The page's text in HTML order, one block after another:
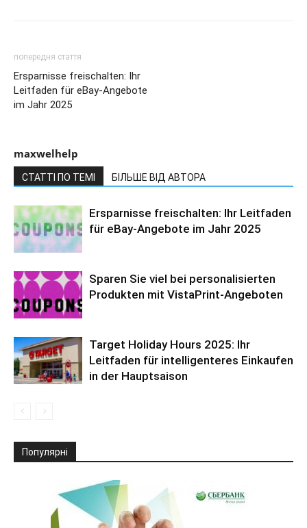
попередня стаття
Ersparnisse freischalten: Ihr
Leitfaden für eBay-Angebote
im Jahr 2025
maxwelhelp
СТАТТІ ПО ТЕМІ БІЛЬШЕ ВІД АВТОРА
Ersparnisse freischalten: Ihr Leitfaden
für eBay-Angebote im Jahr 2025
Sparen Sie viel bei personalisierten
Produkten mit VistaPrint-Angeboten
Target Holiday Hours 2025: Ihr
Leitfaden für intelligenteres Einkaufen
in der Hauptsaison
Популярні